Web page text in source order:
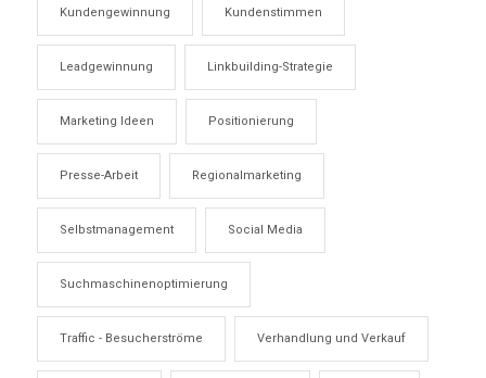
Kundengewinnung Kundenstimmen
Leadgewinnung Linkbuilding-Strategie
Marketing Ideen Positionierung
Presse-Arbeit Regionalmarketing
Selbstmanagement Social Media
Suchmaschinenoptimierung
Traffic - Besucherströme Verhandlung und Verkauf